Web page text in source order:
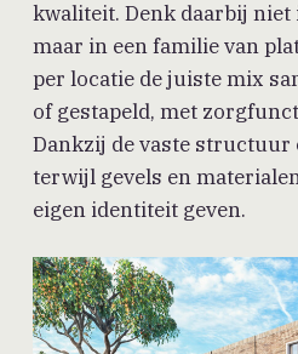
kwaliteit. Denk daarbij
maar in een familie van
per locatie de juiste mix
of gestapeld, met
Dankzij de vaste structuur
terwijl gevels en
eigen identiteit geven.